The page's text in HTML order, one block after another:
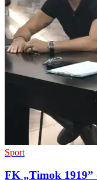
Sport
FK „Timok